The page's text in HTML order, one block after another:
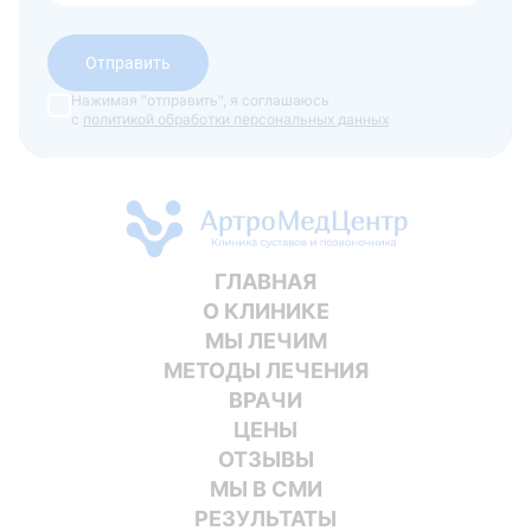
Отправить
Нажимая "отправить", я соглашаюсь
с политикой обработки персональных данных
ГЛАВНАЯ
О КЛИНИКЕ
МЫ ЛЕЧИМ
МЕТОДЫ ЛЕЧЕНИЯ
ВРАЧИ
ЦЕНЫ
ОТЗЫВЫ
МЫ В СМИ
РЕЗУЛЬТАТЫ